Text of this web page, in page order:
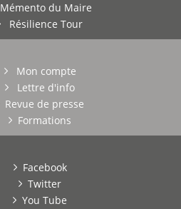
Mémento du Maire
Résilience Tour
Mon compte
Lettre d'info
Revue de presse
Formations
Facebook
Twitter
You Tube